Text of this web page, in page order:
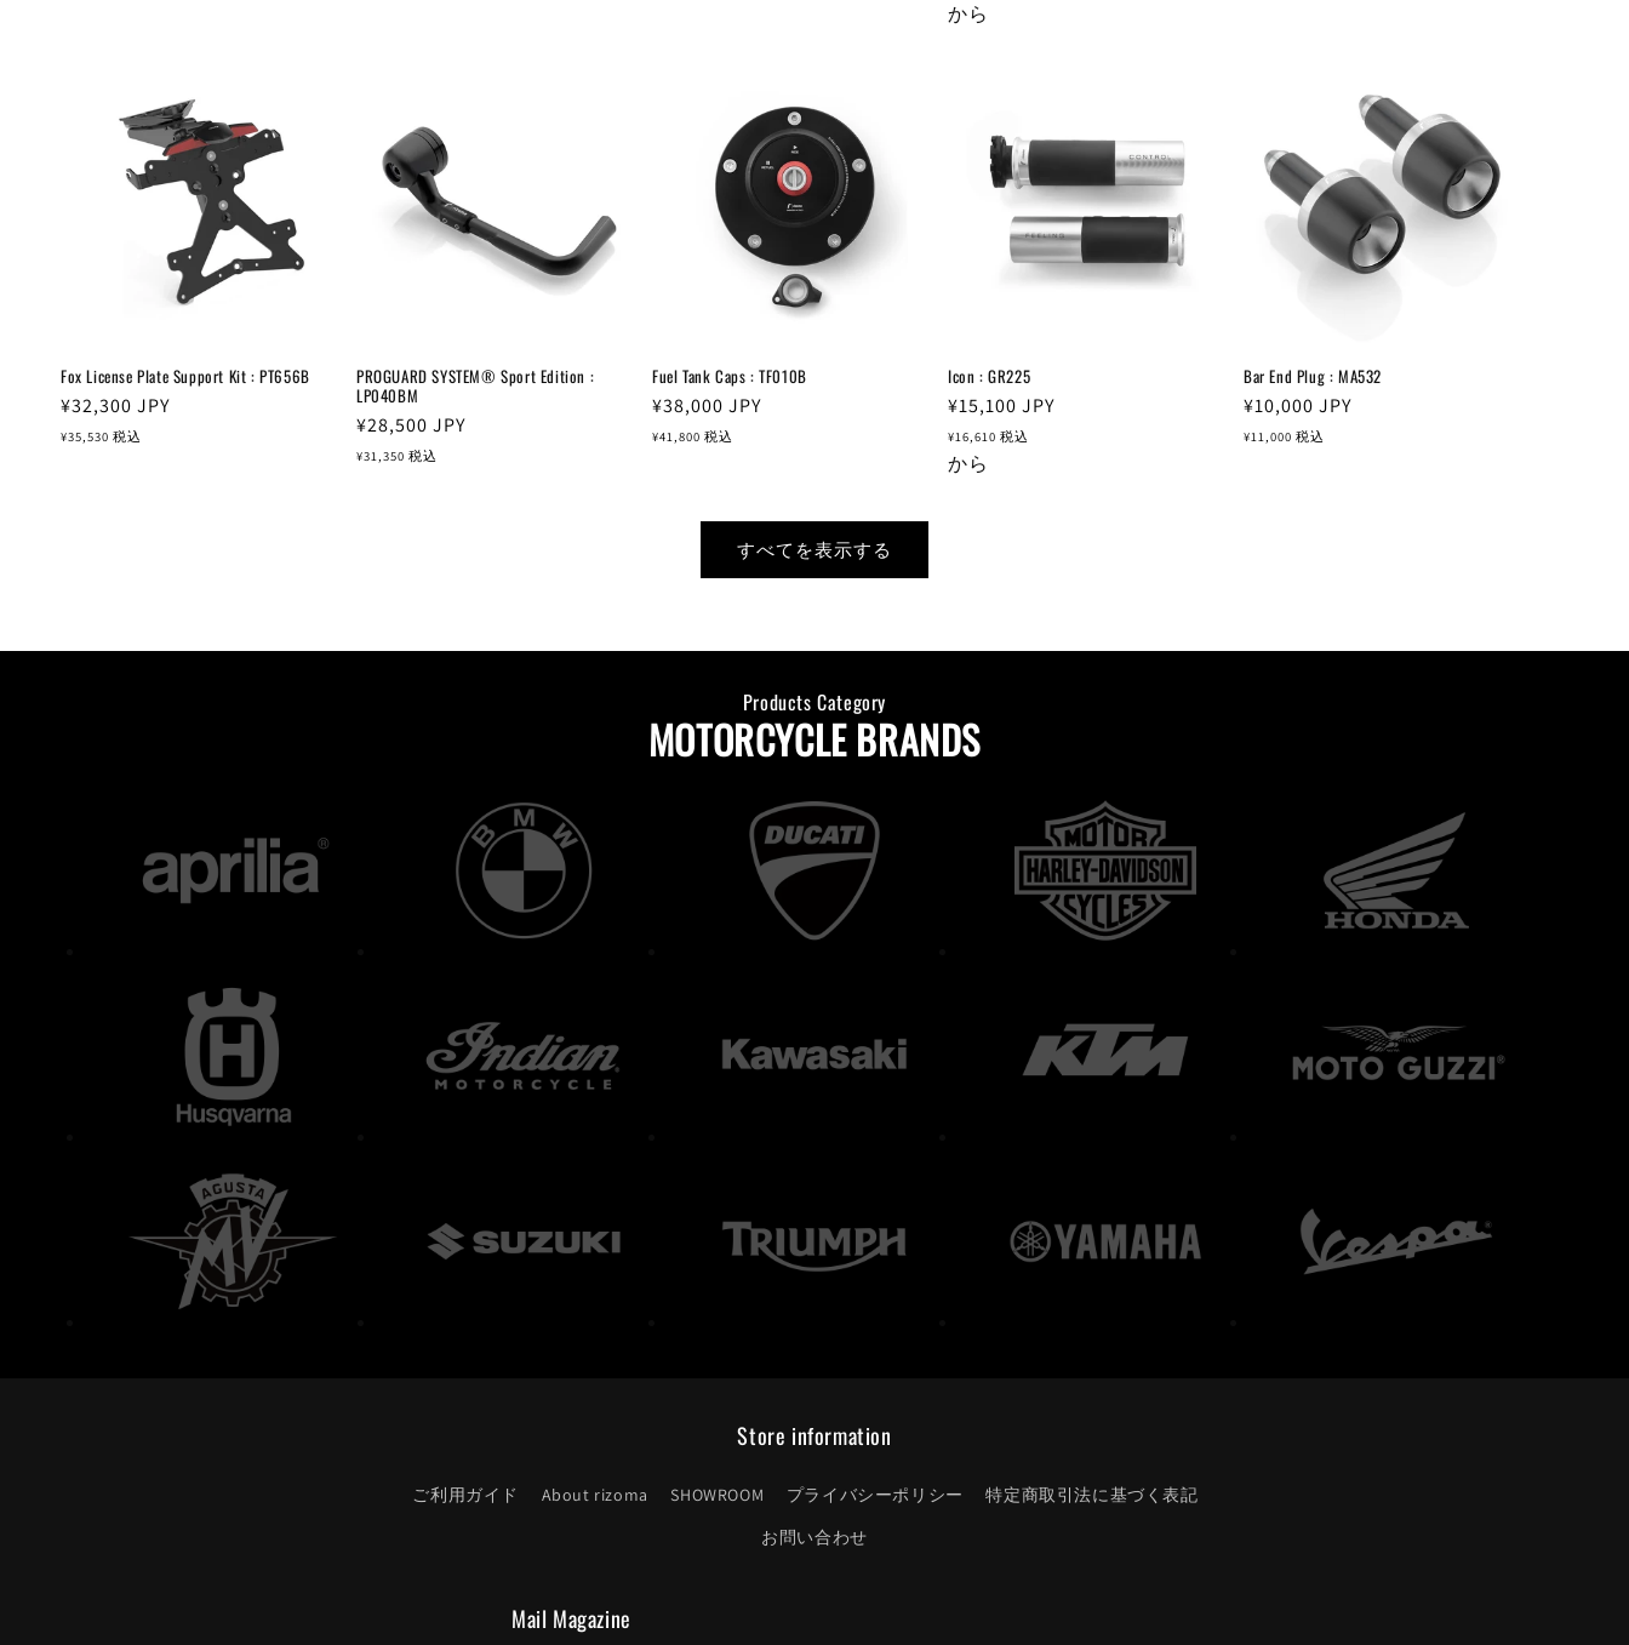
価
から
Fox License Plate Support Kit : PT656B
通
常
¥32,300 JPY
¥35,530 税込
PROGUARD SYSTEM® Sport Edition :
LP040BM
通
常
¥28,500 JPY
¥31,350 税込
Fuel Tank Caps : TF010B
通
常
¥38,000 JPY
¥41,800 税込
Icon : GR225
通
常
価
¥15,100 JPY
¥16,610 税込
から
Bar End Plug : MA532
通
常
¥10,000 JPY
¥11,000 税込
すべてを表示する
Products Category
MOTORCYCLE BRANDS
Store information
ご利用ガイド About rizoma SHOWROOM プライバシーポリシー
特定商取引法に基づく表記
お問い合わせ
Mail Magazine